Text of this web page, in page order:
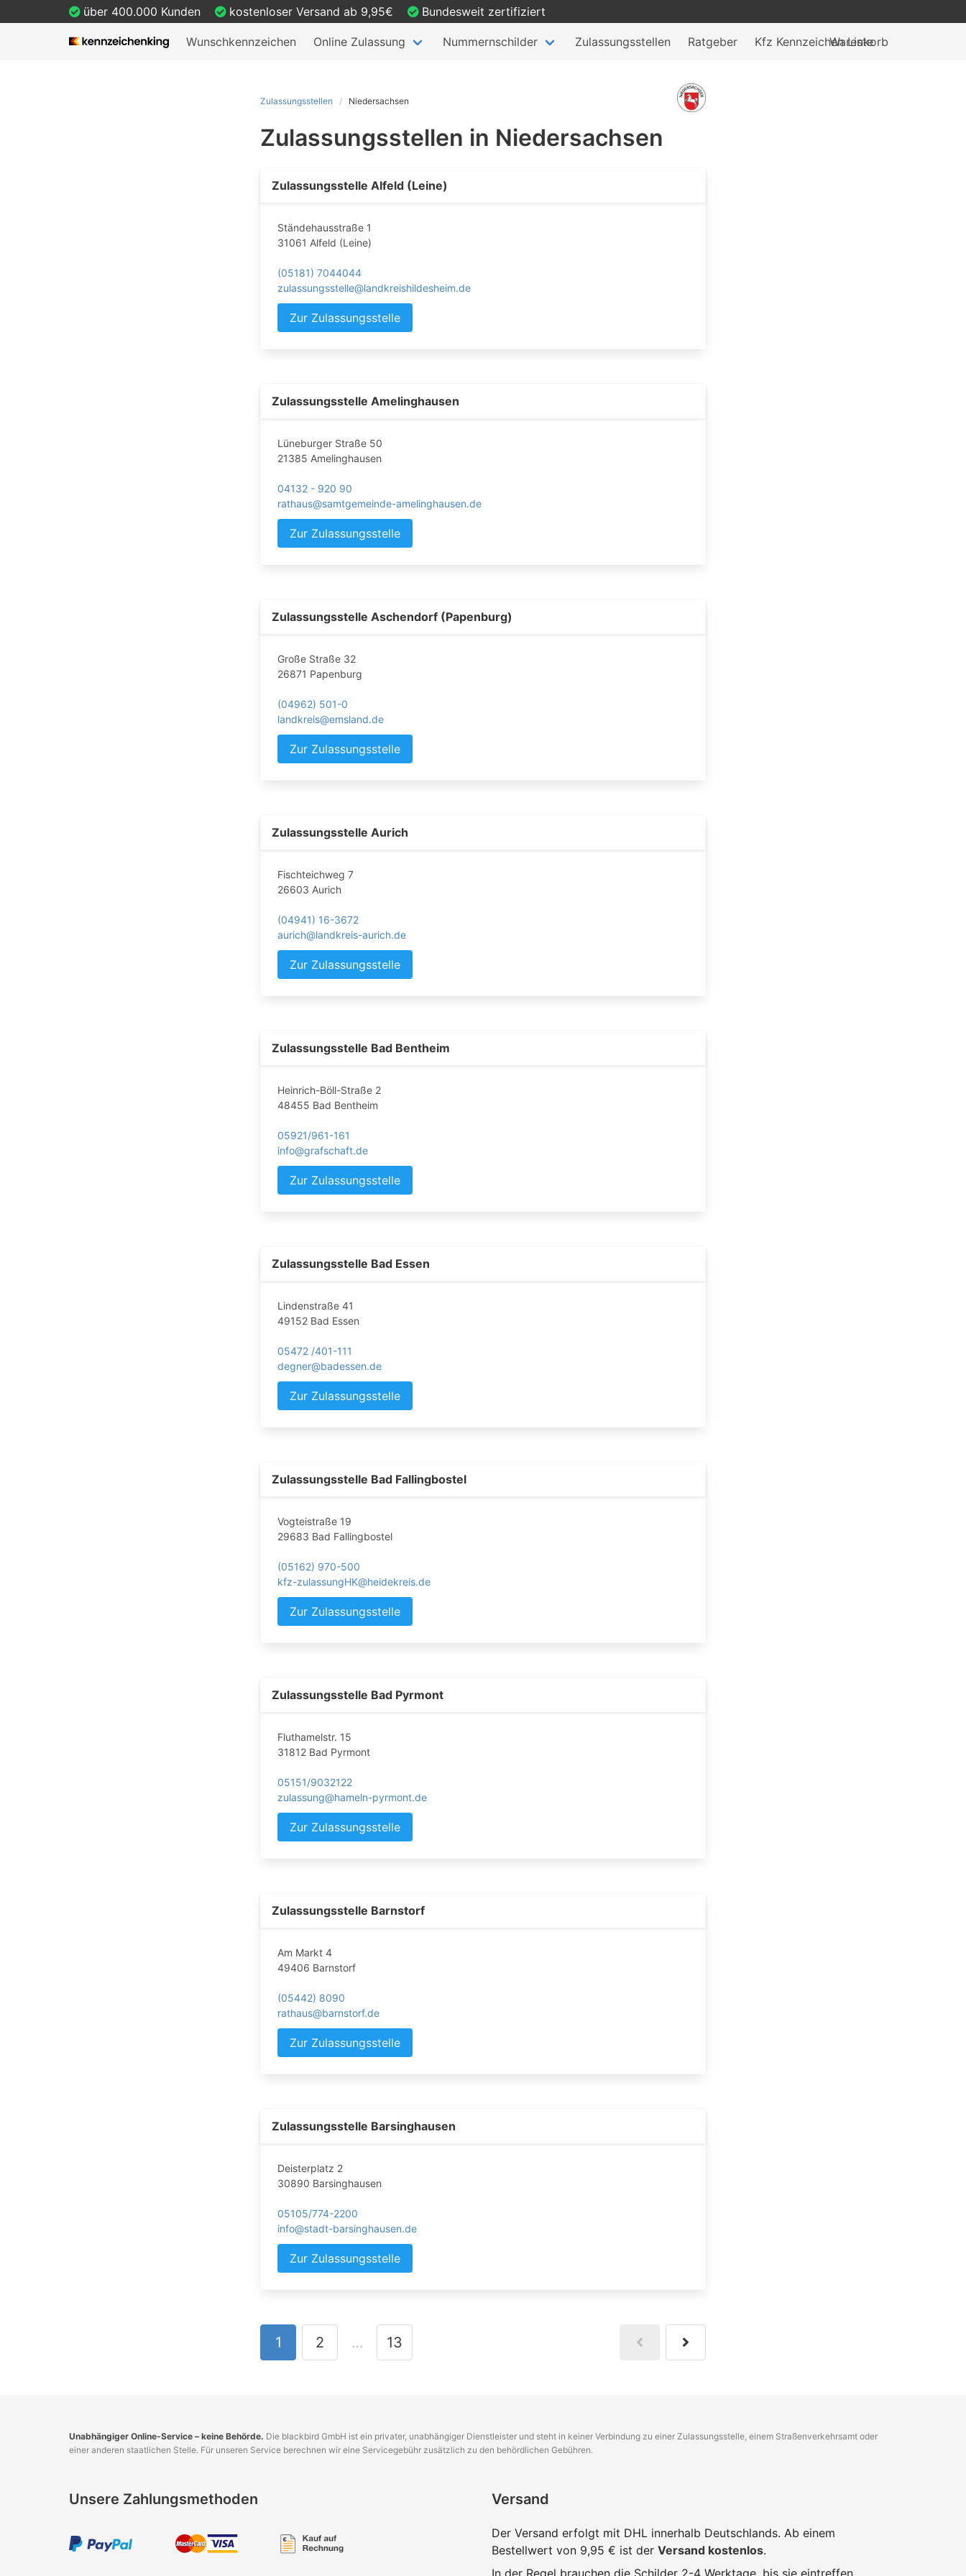
über 400.000 Kunden kostenloser Versand ab 9,95€ Bundesweit zertifiziert
Wunschkennzeichen Online Zulassung Nummernschilder Zulassungsstellen Ratgeber Kfz Kennzeichen Liste
Warenkorb
Zulassungsstellen Niedersachsen
Zulassungsstellen in Niedersachsen
Zulassungsstelle Alfeld (Leine)
Ständehausstraße 1
31061 Alfeld (Leine)
(05181) 7044044
zulassungsstelle@landkreishildesheim.de
Zur Zulassungsstelle
Zulassungsstelle Amelinghausen
Lüneburger Straße 50
21385 Amelinghausen
04132 - 920 90
rathaus@samtgemeinde-amelinghausen.de
Zur Zulassungsstelle
Zulassungsstelle Aschendorf (Papenburg)
Große Straße 32
26871 Papenburg
(04962) 501-0
landkreis@emsland.de
Zur Zulassungsstelle
Zulassungsstelle Aurich
Fischteichweg 7
26603 Aurich
(04941) 16-3672
aurich@landkreis-aurich.de
Zur Zulassungsstelle
Zulassungsstelle Bad Bentheim
Heinrich-Böll-Straße 2
48455 Bad Bentheim
05921/961-161
info@grafschaft.de
Zur Zulassungsstelle
Zulassungsstelle Bad Essen
Lindenstraße 41
49152 Bad Essen
05472 /401-111
degner@badessen.de
Zur Zulassungsstelle
Zulassungsstelle Bad Fallingbostel
Vogteistraße 19
29683 Bad Fallingbostel
(05162) 970-500
kfz-zulassungHK@heidekreis.de
Zur Zulassungsstelle
Zulassungsstelle Bad Pyrmont
Fluthamelstr. 15
31812 Bad Pyrmont
05151/9032122
zulassung@hameln-pyrmont.de
Zur Zulassungsstelle
Zulassungsstelle Barnstorf
Am Markt 4
49406 Barnstorf
(05442) 8090
rathaus@barnstorf.de
Zur Zulassungsstelle
Zulassungsstelle Barsinghausen
Deisterplatz 2
30890 Barsinghausen
05105/774-2200
info@stadt-barsinghausen.de
Zur Zulassungsstelle
1 2 … 13
Unabhängiger Online-Service – keine Behörde. Die blackbird GmbH ist ein privater, unabhängiger Dienstleister und steht in keiner Verbindung zu einer Zulassungsstelle, einem Straßenverkehrsamt oder
einer anderen staatlichen Stelle. Für unseren Service berechnen wir eine Servicegebühr zusätzlich zu den behördlichen Gebühren.
Unsere Zahlungsmethoden Versand
Der Versand erfolgt mit DHL innerhalb Deutschlands. Ab einem
Bestellwert von 9,95 € ist der Versand kostenlos.
In der Regel brauchen die Schilder 2-4 Werktage, bis sie eintreffen.